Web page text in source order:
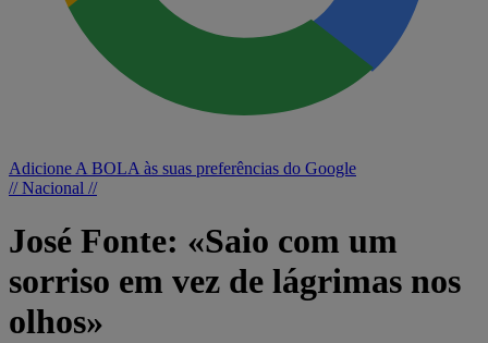
Adicione A BOLA às suas preferências do Google
// Nacional //
José Fonte: «Saio com um
sorriso em vez de lágrimas nos
olhos»